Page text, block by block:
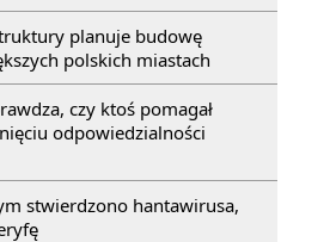
planuje budowę
polskich miastach
czy ktoś pomagał
odpowiedzialności
stwierdzono hantawirusa,